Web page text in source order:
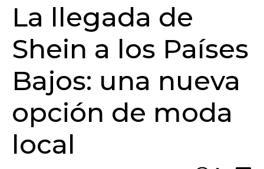
La llegada de
Shein a los Países
Bajos: una nueva
opción de moda
local